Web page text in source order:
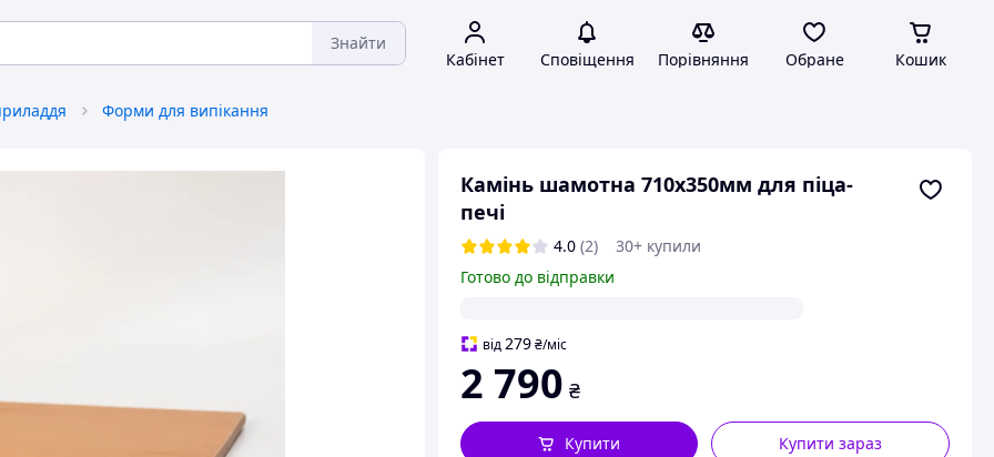
Знайти
Кабінет Сповіщення Порівняння Обране Кошик
Форми для випікання
Камінь шамотна 710х350мм для піца-
печі
4.0 (2)
30+ купили
Готово до відправки
від279 ₴/міс
2 790 ₴
Купити зараз
Купити